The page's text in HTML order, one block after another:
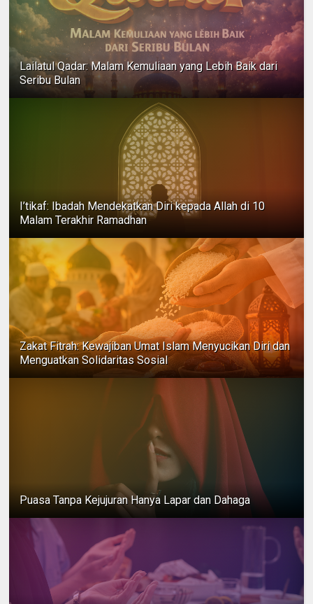
Lailatul Qadar: Malam Kemuliaan yang Lebih Baik dari
Seribu Bulan
I’tikaf: Ibadah Mendekatkan Diri kepada Allah di 10
Malam Terakhir Ramadhan
Zakat Fitrah: Kewajiban Umat Islam Menyucikan Diri dan
Menguatkan Solidaritas Sosial
Puasa Tanpa Kejujuran Hanya Lapar dan Dahaga